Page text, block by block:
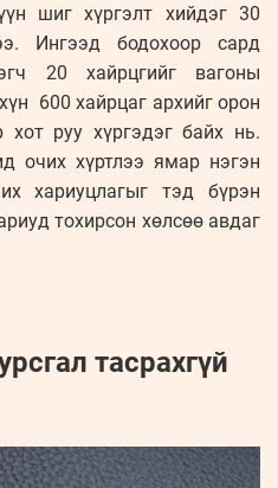
шиг хүргэлт хийдэг 30
Ингээд бодохоор сард
20 хайрцгийг вагоны
600 хайрцаг архийг орон
хот руу хүргэдэг байх нь.
очих хүртлээ ямар нэгэн
хариуцлагыг тэд бүрэн
тохирсон хөлсөө авдаг
тасрахгүй